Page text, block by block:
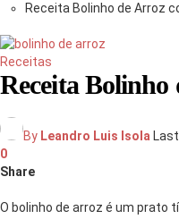
Receita Bolinho de Arroz
Receitas
Receita Bolinho
By Leandro Luis Isola
0
Share
O bolinho de arroz é um prato